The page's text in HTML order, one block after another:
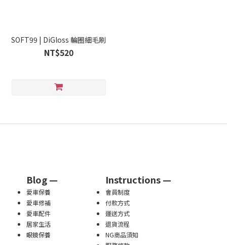
SOFT99 | DiGloss 輪圈細毛刷
NT$520
Blog — Instructions —
愛車保養
會員制度
愛車修補
付款方式
愛車配件
運送方式
居家生活
退貨流程
眼鏡保養
NG商品須知